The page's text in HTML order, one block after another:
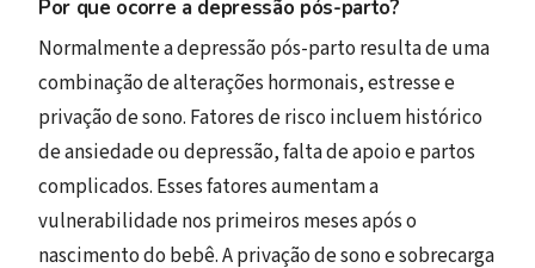
Por que ocorre a depressão pós-parto?
Normalmente a depressão pós-parto resulta de uma
combinação de alterações hormonais, estresse e
privação de sono. Fatores de risco incluem histórico
de ansiedade ou depressão, falta de apoio e partos
complicados. Esses fatores aumentam a
vulnerabilidade nos primeiros meses após o
nascimento do bebê. A privação de sono e sobrecarga